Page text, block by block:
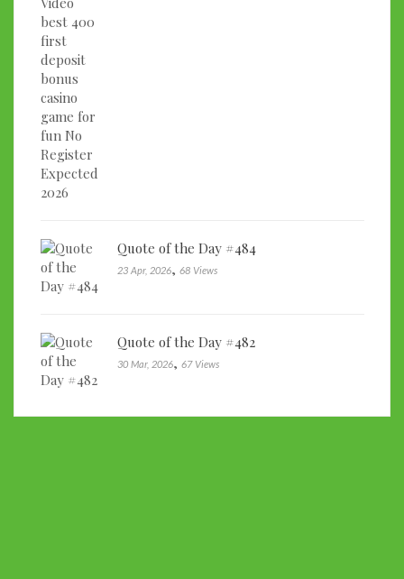
Quote of the Day #484
23 Apr, 2026, 68 Views
Quote of the Day #482
30 Mar, 2026, 67 Views